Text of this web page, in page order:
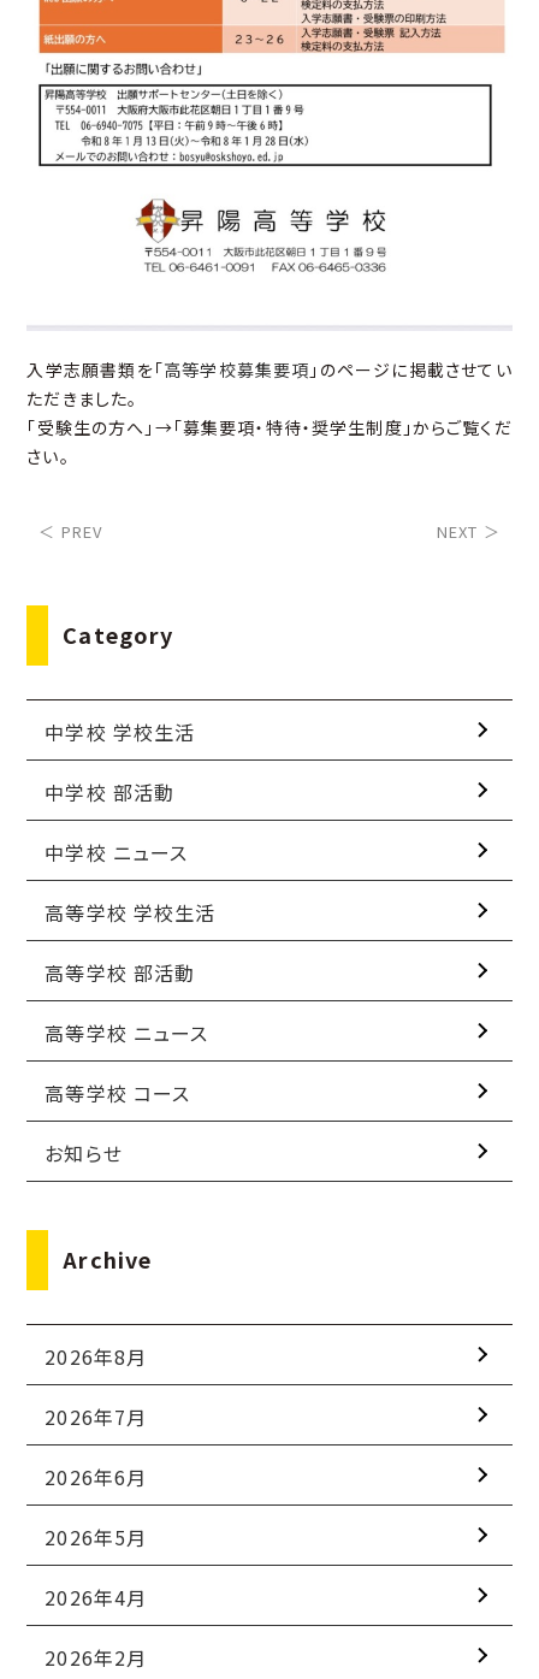
入学志願書類を「高等学校募集要項 」のページに掲載させてい
ただきました。
「受験生の方へ」→「募集要項・特待・奨学生制度」からご覧くだ
さい。
＜ PREV NEXT ＞
Category
中学校 学校生活
中学校 部活動
中学校 ニュース
高等学校 学校生活
高等学校 部活動
高等学校 ニュース
高等学校 コース
お知らせ
Archive
2026年8月
2026年7月
2026年6月
2026年5月
2026年4月
2026年2月